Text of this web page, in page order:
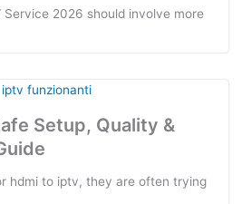
Service 2026 should involve more
Setup, Quality &
hdmi to iptv, they are often trying